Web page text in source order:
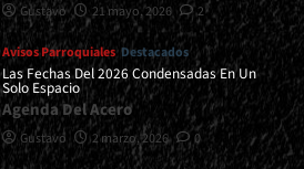
Gustavo 21 mayo, 2026 2
Avisos Parroquiales Destacados
Las Fechas Del 2026 Condensadas En Un
Solo Espacio
Agenda Del Acero
Gustavo 2 marzo, 2026 0